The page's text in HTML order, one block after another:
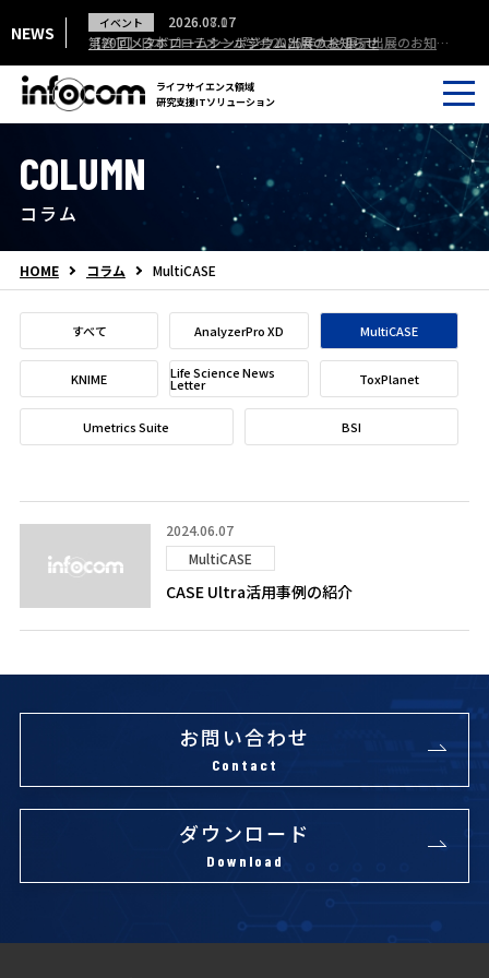
NEWS イベント
2026.08.07
第20回メタボロームシンポジウム出展のお知らせ
イベント
2026.07.17
【終了】日本プロテオーム学会2026年大会 展示出展のお知らせ
2026.06.30
8/25開催 クラウド型電子実験ノート Labstep ウェビナー
ウェビナー
2026.06.03
【終了】8/5開催 質量分析データ解析ソフト AnalyzerPro XD ウェビナー
ライフサイエンス領域
研究支援ITソリューション
COLUMN
コラム
HOME コラム MultiCASE
すべて AnalyzerPro XD MultiCASE
KNIME Life Science News
Letter ToxPlanet
Umetrics Suite BSI
2024.06.07
MultiCASE
CASE Ultra活用事例の紹介
お問い合わせ
Contact
ダウンロード
Download